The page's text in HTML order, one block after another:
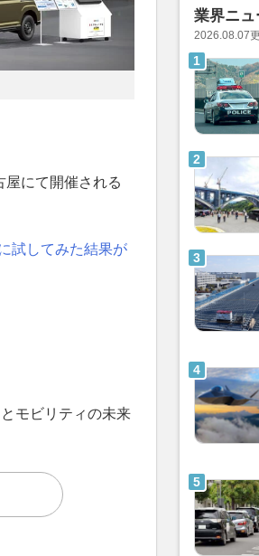
にて開催される
試してみた結果が
モビリティの未来
業界ニ
2026.08.07